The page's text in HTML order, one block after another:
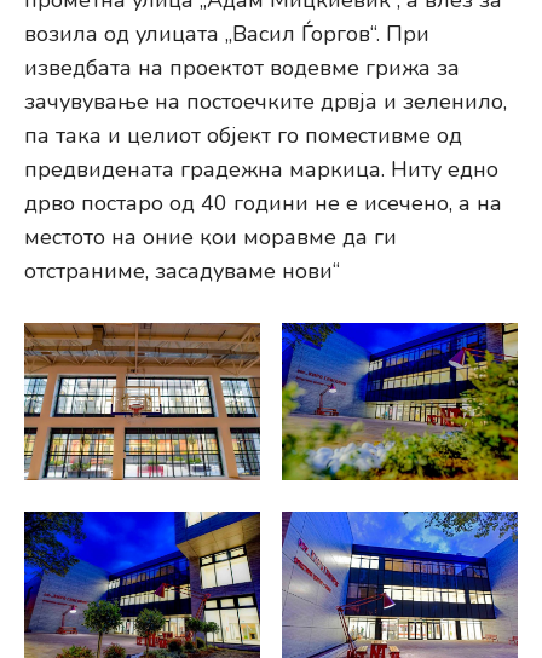
возила од улицата „Васил Ѓоргов“. При
изведбата на проектот водевме грижа за
зачувување на постоечките дрвја и зеленило,
па така и целиот објект го поместивме од
предвидената градежна маркица. Ниту едно
дрво постаро од 40 години не е исечено, а на
местото на оние кои моравме да ги
отстраниме, засадуваме нови“